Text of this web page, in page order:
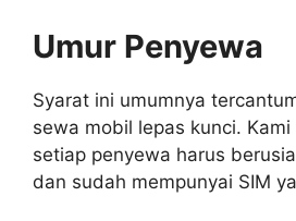
Umur Penyewa
Syarat ini umumnya
sewa mobil lepas kunci.
setiap penyewa harus
dan sudah mempunyai SIM